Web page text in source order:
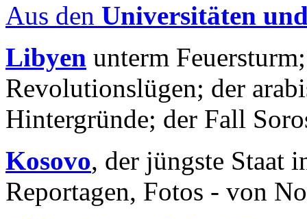
Aus den Universitäten
Libyen unterm
Revolutionslügen; der
Hintergründe; der Fall
Kosovo, der jüngste Staat
Reportagen, Fotos - von